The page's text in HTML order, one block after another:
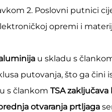
2. Poslovni putnici
opremi i
u skladu s
putovanja, što ga
s člankom TSA zaključava
otvaranja prtljaga